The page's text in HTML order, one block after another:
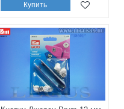
Купить